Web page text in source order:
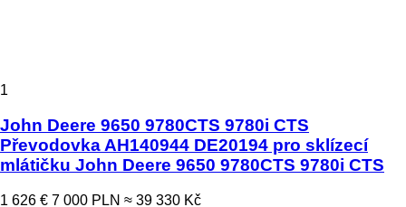
1
John Deere 9650 9780CTS 9780i CTS
Převodovka AH140944 DE20194 pro sklízecí
mlátičku John Deere 9650 9780CTS 9780i CTS
1 626 € 7 000 PLN ≈ 39 330 Kč